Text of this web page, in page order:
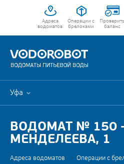
Адреса
водоматов
Операции с
брелоками
Проверить
баланс
Уфа
ВОДОМАТ № 150
МЕНДЕЛЕЕВА, 1
Адреса водоматов Операции с